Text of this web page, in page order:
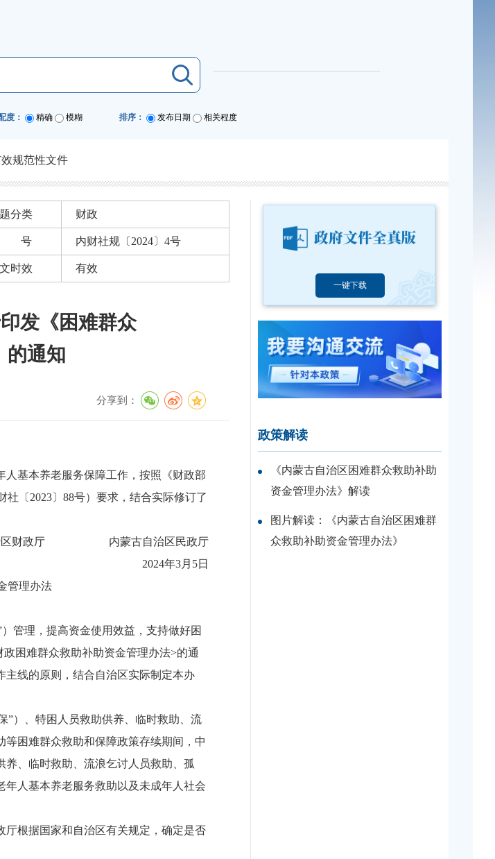
度： 精确 模糊 排序： 发布日期 相关程度
规范性文件
分类 财政
号 内财社规〔2024〕4号
时效 有效
发《困难群众
的通知
分享到：
基本养老服务保障工作，按照《财政部
〔2023〕88号）要求，结合实际修订了
治区财政厅 内蒙古自治区民政厅
2024年3月5日
管理办法
管理，提高资金使用效益，支持做好困
困难群众救助补助资金管理办法>的通
主线的原则，结合自治区实际制定本办
）、特困人员救助供养、临时救助、流
困难群众救助和保障政策存续期间，中
、临时救助、流浪乞讨人员救助、孤
年人基本养老服务救助以及未成年人社会
厅根据国家和自治区有关规定，确定是否
一键下载
政策解读
《内蒙古自治区困难群众救助补助
资金管理办法》解读
图片解读：《内蒙古自治区困难群
众救助补助资金管理办法》